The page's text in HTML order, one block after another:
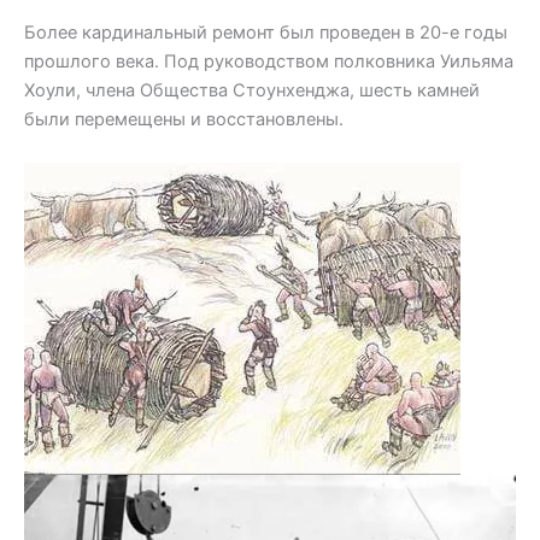
Более кардинальный ремонт был проведен в 20-е годы
прошлого века. Под руководством полковника Уильяма
Хоули, члена Общества Стоунхенджа, шесть камней
были перемещены и восстановлены.